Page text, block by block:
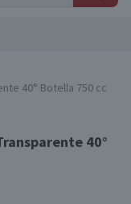
40° Botella 750 cc
40°